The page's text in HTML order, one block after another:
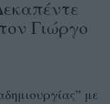
Γιώργο
με